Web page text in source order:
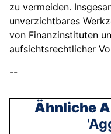
zu vermeiden.
unverzichtbares
von Finanzinstituten
aufsichtsrechtlicher
--
Ähnliche